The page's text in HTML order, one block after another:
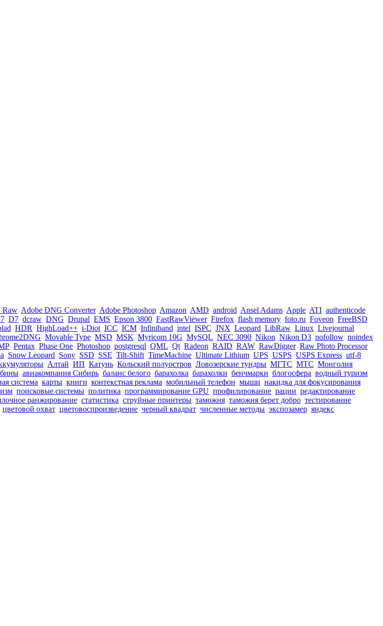
Raw Adobe DNG Converter Adobe Photoshop Amazon AMD android Ansel Adams Apple ATI authenticode
D7 dcraw DNG Drupal EMS Epson 3800 FastRawViewer Firefox flash memory foto.ru Foveon FreeBSD
HDR HighLoad++ i-Diot ICC ICM Infiniband intel ISPC JNX Leopard LibRaw Linux Livejournal
Movable Type MSD MSK Myricom 10G MySQL NEC 3090 Nikon Nikon D3 nofollow noindex
Pentax Phase One Photoshop postgresql QML Qt Radeon RAID RAW RawDigger Raw Photo Processor
Snow Leopard Sony SSD SSE Tilt-Shift TimeMachine Ultimate Lithium UPS USPS USPS Express utf-8
Алтай ИП Катунь Кольский полуостров Ловозерские тундры МГТС МТС Монголия
авиакомпания Сибирь баланс белого барахолка барахолки бенчмарки блогосфера водный туризм
система карты книги контекстная реклама мобильный телефон мыши накидка для фокусирования
поисковые системы политика программирование GPU профилирование рации редактирование
ранжирование статистика струйные принтеры таможня таможня берет добро тестирование
цветовой охват цветовоспроизведение черный квадрат численные методы экспозамер яндекс